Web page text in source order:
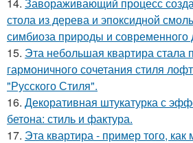
стола из дерева и эпоксидной
симбиоза природы и современного
15. Эта небольшая квартира стала
гармоничного сочетания стиля
"Русского Стиля".
16. Декоративная штукатурка с
бетона: стиль и фактура.
17. Эта квартира - пример того,